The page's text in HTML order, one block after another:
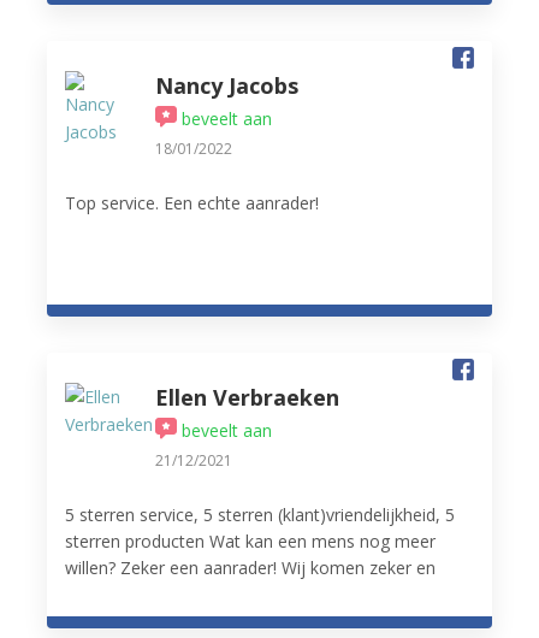
Nancy Jacobs
beveelt aan
18/01/2022
Top service. Een echte aanrader!
Ellen Verbraeken
beveelt aan
21/12/2021
5 sterren service, 5 sterren (klant)vriendelijkheid, 5
sterren producten Wat kan een mens nog meer
willen? Zeker een aanrader! Wij komen zeker en